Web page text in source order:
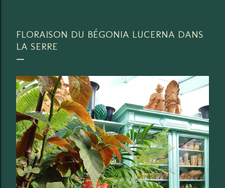
FLORAISON DU BÉGONIA LUCERNA DANS
LA SERRE